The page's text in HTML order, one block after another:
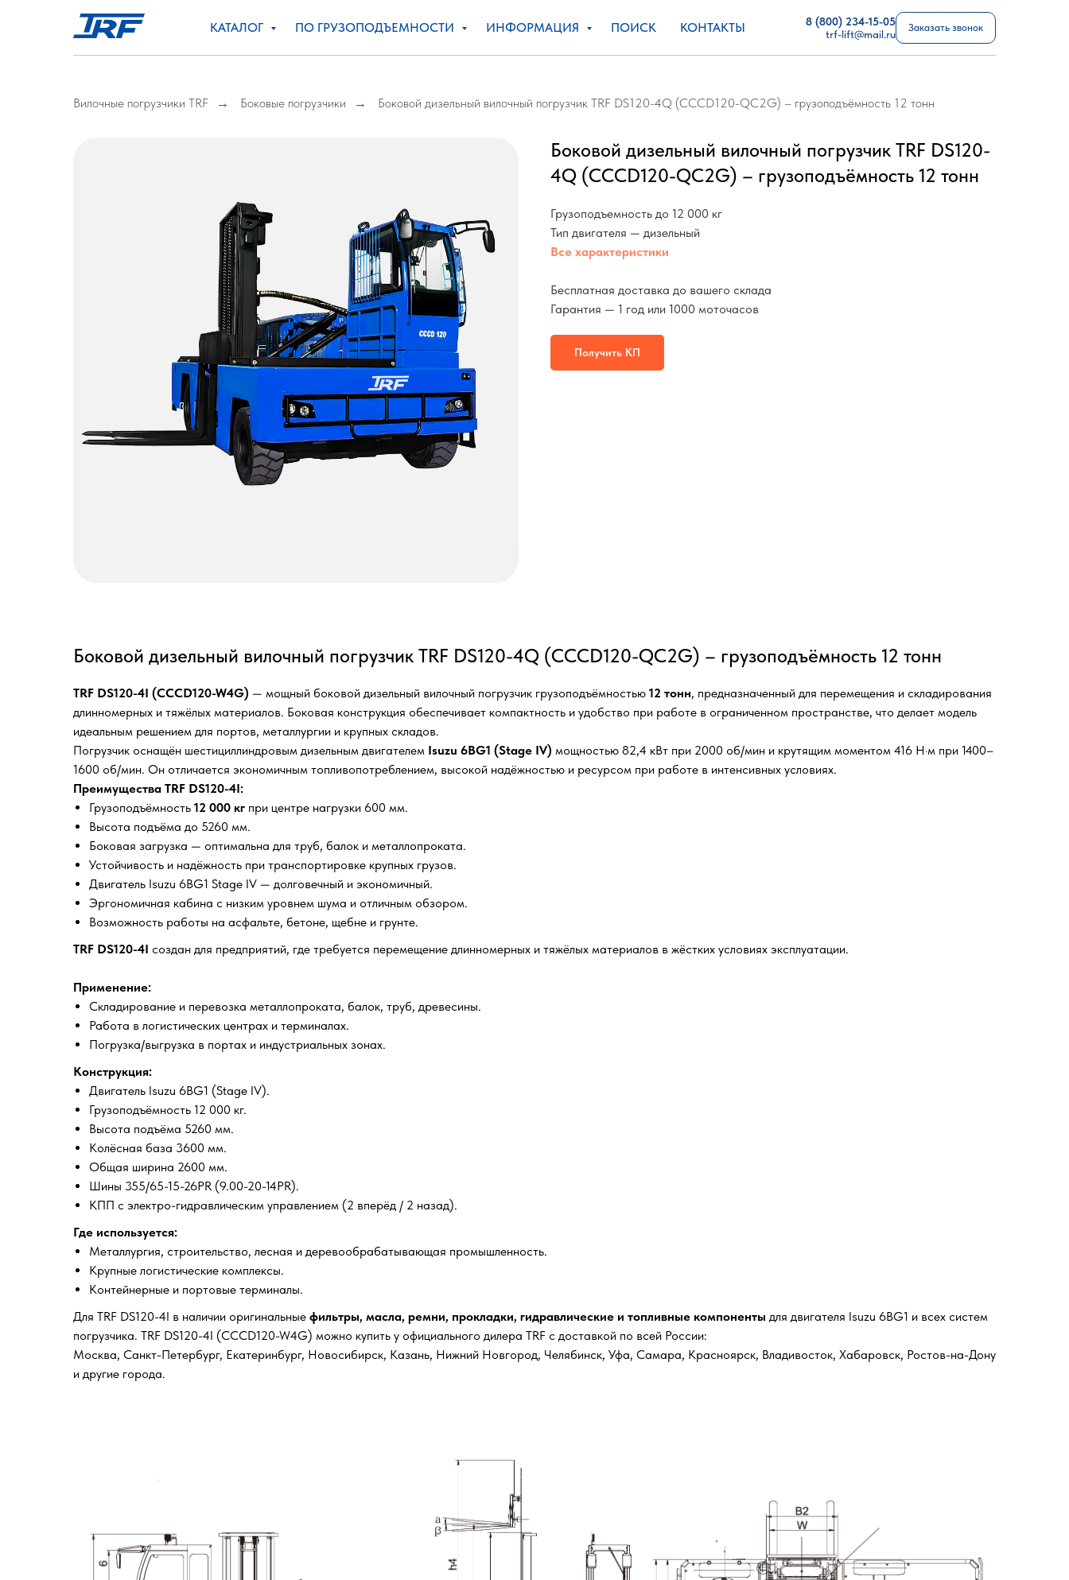
КАТАЛОГ ПО ГРУЗОПОДЪЕМНОСТИ ИНФОРМАЦИЯ ПОИСК КОНТАКТЫ
8 (800) 234-15-05
trf-lift@mail.ru
Заказать звонок
Вилочные погрузчики TRF → Боковые погрузчики → Боковой дизельный вилочный погрузчик TRF DS120-4Q (CCCD120-QC2G) – грузоподъёмность 12 тонн
Боковой дизельный вилочный погрузчик TRF DS120-
4Q (CCCD120-QC2G) – грузоподъёмность 12 тонн
Грузоподъемность до 12 000 кг
Тип двигателя — дизельный
Все характеристики
Бесплатная доставка до вашего склада
Гарантия — 1 год или 1000 моточасов
Получить КП
Боковой дизельный вилочный погрузчик TRF DS120-4Q (CCCD120-QC2G) – грузоподъёмность 12 тонн
TRF DS120-4I (CCCD120-W4G) — мощный боковой дизельный вилочный погрузчик грузоподъёмностью 12 тонн, предназначенный для перемещения и складирования
длинномерных и тяжёлых материалов. Боковая конструкция обеспечивает компактность и удобство при работе в ограниченном пространстве, что делает модель
идеальным решением для портов, металлургии и крупных складов.
Погрузчик оснащён шестициллиндровым дизельным двигателем Isuzu 6BG1 (Stage IV) мощностью 82,4 кВт при 2000 об/мин и крутящим моментом 416 Н·м при 1400–
1600 об/мин. Он отличается экономичным топливопотреблением, высокой надёжностью и ресурсом при работе в интенсивных условиях.
Преимущества TRF DS120-4I:
Грузоподъёмность 12 000 кг при центре нагрузки 600 мм.
Высота подъёма до 5260 мм.
Боковая загрузка — оптимальна для труб, балок и металлопроката.
Устойчивость и надёжность при транспортировке крупных грузов.
Двигатель Isuzu 6BG1 Stage IV — долговечный и экономичный.
Эргономичная кабина с низким уровнем шума и отличным обзором.
Возможность работы на асфальте, бетоне, щебне и грунте.
TRF DS120-4I создан для предприятий, где требуется перемещение длинномерных и тяжёлых материалов в жёстких условиях эксплуатации.
Применение:
Складирование и перевозка металлопроката, балок, труб, древесины.
Работа в логистических центрах и терминалах.
Погрузка/выгрузка в портах и индустриальных зонах.
Конструкция:
Двигатель Isuzu 6BG1 (Stage IV).
Грузоподъёмность 12 000 кг.
Высота подъёма 5260 мм.
Колёсная база 3600 мм.
Общая ширина 2600 мм.
Шины 355/65-15-26PR (9.00-20-14PR).
КПП с электро-гидравлическим управлением (2 вперёд / 2 назад).
Где используется:
Металлургия, строительство, лесная и деревообрабатывающая промышленность.
Крупные логистические комплексы.
Контейнерные и портовые терминалы.
Для TRF DS120-4I в наличии оригинальные фильтры, масла, ремни, прокладки, гидравлические и топливные компоненты для двигателя Isuzu 6BG1 и всех систем
погрузчика. TRF DS120-4I (CCCD120-W4G) можно купить у официального дилера TRF с доставкой по всей России:
Москва, Санкт-Петербург, Екатеринбург, Новосибирск, Казань, Нижний Новгород, Челябинск, Уфа, Самара, Красноярск, Владивосток, Хабаровск, Ростов-на-Дону
и другие города.